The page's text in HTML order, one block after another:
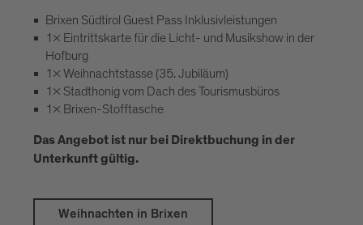
Brixen Südtirol Guest Pass Inklusivleistungen
1x Eintrittskarte für die Licht- und Musikshow in der
Hofburg
1x Weihnachtstasse (35. Jubiläum)
1x Stadthonig vom Dach des Tourismusbüros
1x Brixen-Stofftasche
Das Angebot ist nur bei Direktbuchung in der
Unterkunft gültig.
Weihnachten in Brixen